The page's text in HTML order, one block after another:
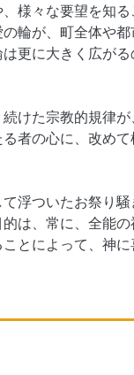
様々な要望を知る
輪が、町全体や
更に大きく広が
けた宗教的規律が
者の心に、改めて
浮ついたお祭り騒
は、常に、全能の
とによって、神